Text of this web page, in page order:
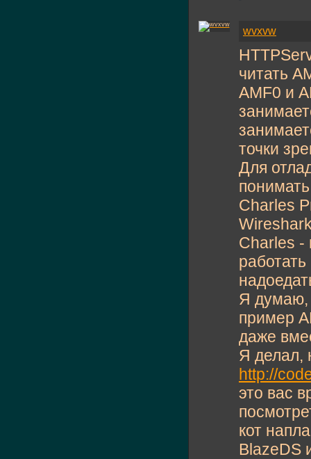
wvxvw
читать
AMF0 и
точки
Для
Charles
Charles -
Я думаю,
пример
даже
Я делал,
http://
это вас
кот
BlazeDS